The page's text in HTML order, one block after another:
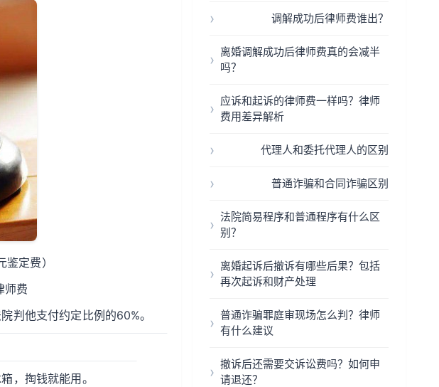
定费）
师费
判他支付约定比例的60%。
，掏钱就能用。
调解成功后律师费谁出？
离婚调解成功后律师费真的会减半
吗？
应诉和起诉的律师费一样吗？律师
费用差异解析
代理人和委托代理人的区别
普通诈骗和合同诈骗区别
法院简易程序和普通程序有什么区
别？
离婚起诉后撤诉有哪些后果？包括
再次起诉和财产处理
普通诈骗罪庭审现场怎么判？律师
有什么建议
撤诉后还需要交诉讼费吗？如何申
请退还？